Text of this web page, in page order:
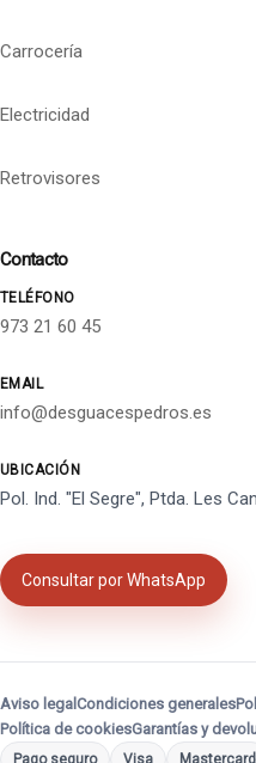
Carrocería
Electricidad
Retrovisores
Contacto
TELÉFONO
973 21 60 45
EMAIL
info@desguacespedros.es
UBICACIÓN
Pol. Ind. "El Segre", Ptda. Les
Consultar por WhatsApp
Aviso legal Condiciones generales
Política de cookiesGarantías y
Pago seguro Visa Mastercard